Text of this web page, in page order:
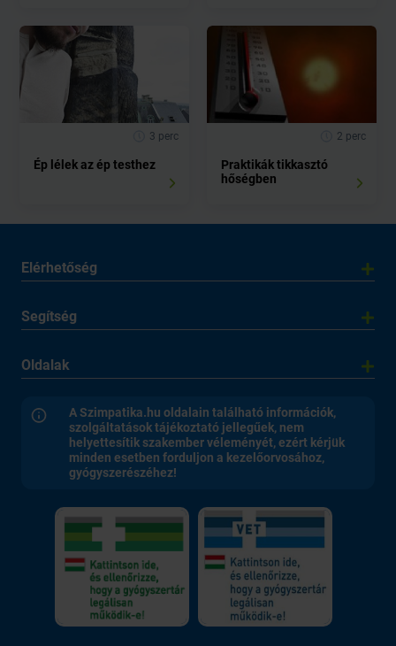
3 perc
Ép lélek az ép testhez
2 perc
Praktikák tikkasztó
hőségben
Elérhetőség
Segítség
Oldalak
A Szimpatika.hu oldalain található információk,
szolgáltatások tájékoztató jellegűek, nem
helyettesítik szakember véleményét, ezért kérjük
minden esetben forduljon a kezelőorvosához,
gyógyszerészéhez!